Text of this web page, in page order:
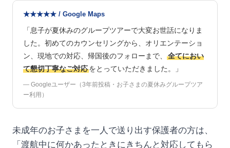
★★★★★ / Google Maps
「息子が夏休みのグループツアーで大変お世話になりま
した。初めてのカウンセリングから、オリエンテーショ
ン、現地での対応、帰国後のフォローまで、
全てにおい
て懇切丁寧なご対応をとっていただきました。」
— Googleユーザー（3年前投稿・お子さまの夏休みグループツア
ー利用）
未成年のお子さまを一人で送り出す保護者の方は、
「渡航中に何かあったときにきちんと対応してもら